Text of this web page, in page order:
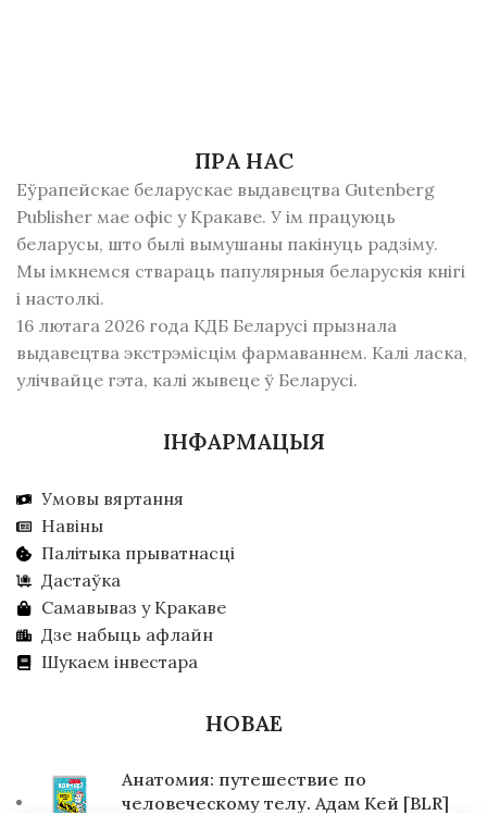
ПРА НАС
Еўрапейскае беларускае выдавецтва Gutenberg
Publisher мае офіс у Кракаве. У ім працуюць
беларусы, што былі вымушаны пакінуць радзiму.
Мы імкнемся ствараць папулярныя беларускія кнігі
і настолкі.
16 лютага 2026 года КДБ Беларусі прызнала
выдавецтва экстрэмісцім фармаваннем. Калі ласка,
улічвайце гэта, калі жывеце ў Беларусі.
ІНФАРМАЦЫЯ
Умовы вяртання
Навіны
Палітыка прыватнасці
Дастаўка
Самавываз у Кракаве
Дзе набыць афлайн
Шукаем інвестара
НОВАЕ
Анатомия: путешествие по
человеческому телу. Адам Кей [BLR]